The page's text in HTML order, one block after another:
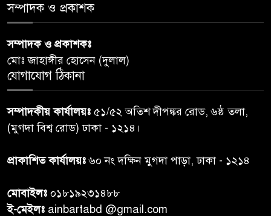
পেশ
৬
তদন্ত শেষ পর্যায়ে, দ্রুত চার্জশিট
৭
রাতের মধ্যে ঢাকাসহ ১০ অঞ্চলে
ঝড়বৃষ্টির পূর্বাভাস
৮
প্রধানমন্ত্রীর সঙ্গে দেখা করে স্বপ্নপূরণ
সম্পাদক ও প্রকাশক
সম্পাদক ও প্রকাশকঃ
মোঃ জাহাঙ্গীর হোসেন (দুলাল)
যোগাযোগ ঠিকানা
সম্পাদকীয় কার্যালয়ঃ ৫১/৫২ অতিশ দীপঙ্কর রোড, ৬ষ্ঠ তলা,
(মুগদা বিশ্ব রোড) ঢাকা - ১২১৪।
প্রাকাশিত কার্যালয়ঃ৬০ নং দক্ষিন মুগদা পাড়া, ঢাকা - ১২১৪
মোবাইলঃ ০১৮১৯২৩১৪৮৮
ই-মেইলঃ ainbartabd @gmail.com